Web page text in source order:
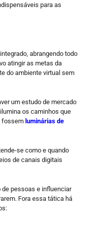
para as
abrangendo todo
atingir as metas da
do ambiente virtual sem
um estudo de mercado
os caminhos que
fossemluminárias de
se como e quando
de canais digitais
de pessoas e influenciar
Fora essa tática há